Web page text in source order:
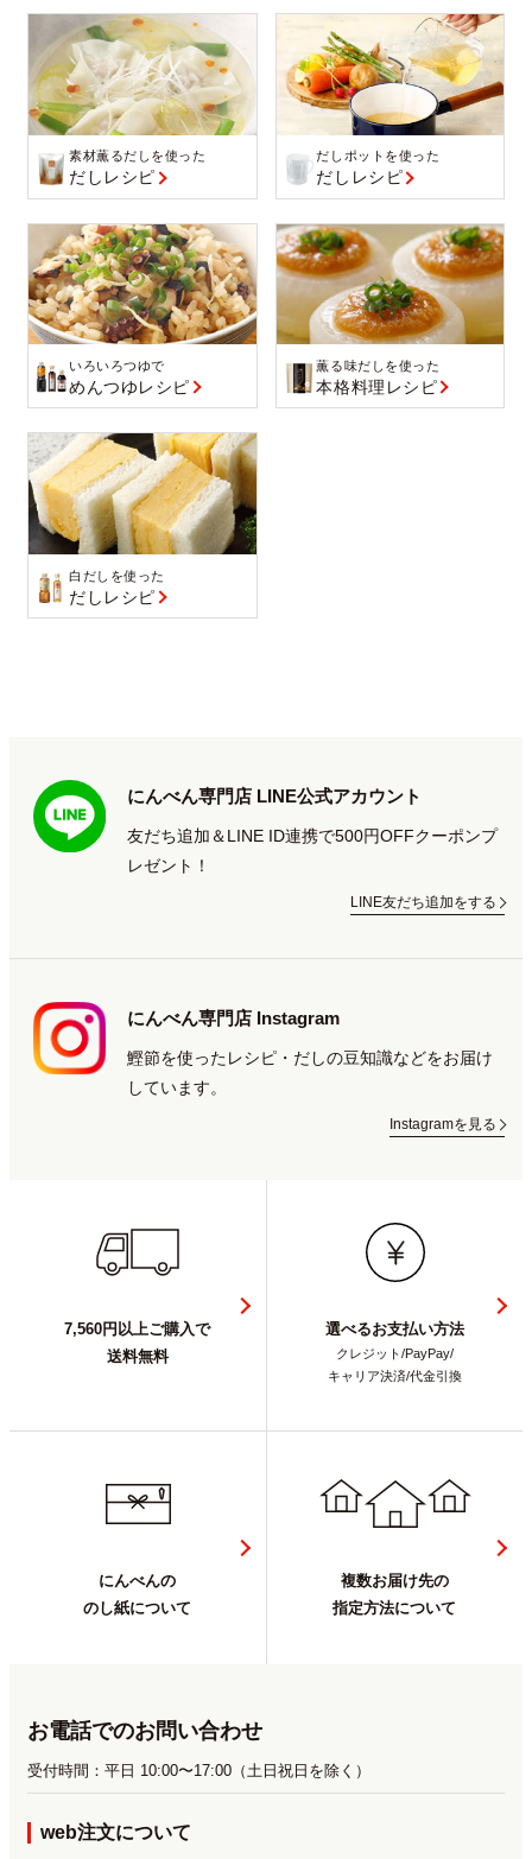
素材薫るだしを使った
だしレシピ
だしポットを使った
だしレシピ
いろいろつゆで
めんつゆレシピ
薫る味だしを使った
本格料理レシピ
白だしを使った
だしレシピ
にんべん専門店 LINE公式アカウント
友だち追加＆LINE ID連携で500円OFFクーポンプ
レゼント！
LINE友だち追加をする
にんべん専門店 Instagram
鰹節を使ったレシピ・だしの豆知識などをお届け
しています。
Instagramを見る
7,560円以上ご購入で
送料無料
選べるお支払い方法
クレジット/PayPay/
キャリア決済/代金引換
にんべんの
のし紙について
複数お届け先の
指定方法について
お電話でのお問い合わせ
受付時間：平日 10:00〜17:00（土日祝日を除く）
web注文について